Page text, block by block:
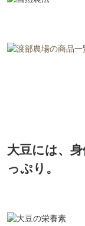
大豆には、
っぷり。